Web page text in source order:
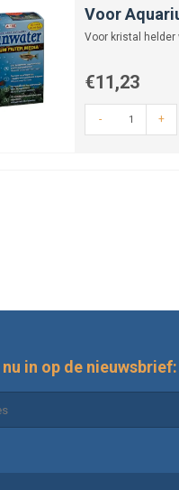
Voor
Voor kristal helder
€11,23
- +
in op de nieuwsbrief: